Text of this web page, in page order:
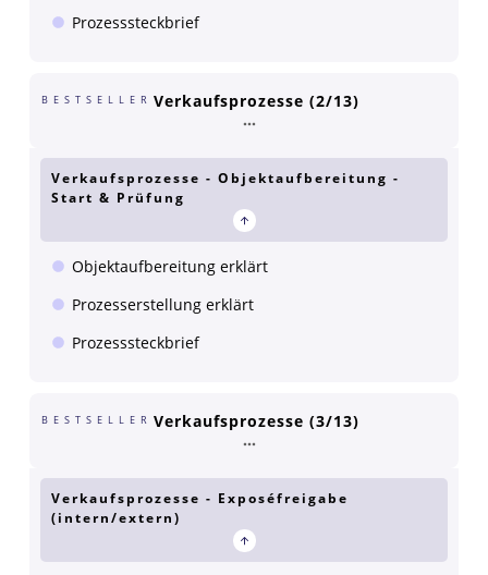
Prozesssteckbrief
BESTSELLER Verkaufsprozesse (2/13)
Verkaufsprozesse - Objektaufbereitung -
Start & Prüfung
Objektaufbereitung erklärt
Prozesserstellung erklärt
Prozesssteckbrief
BESTSELLER Verkaufsprozesse (3/13)
Verkaufsprozesse - Exposéfreigabe
(intern/extern)